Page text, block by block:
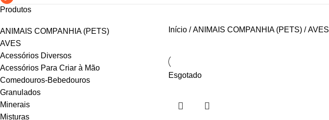
Produtos
ANIMAIS COMPANHIA (PETS)
AVES
Acessórios Diversos
Acessórios Para Criar à Mão
Comedouros-Bebedouros
Granulados
Minerais
Misturas
Início ANIMAIS COMPANHIA (PETS) AVES
Esgotado